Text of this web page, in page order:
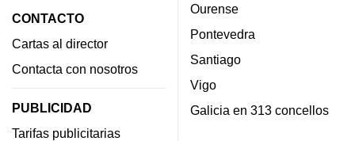
CONTACTO
Cartas al director
Contacta con nosotros
PUBLICIDAD
Tarifas publicitarias
Ourense
Pontevedra
Santiago
Vigo
Galicia en 313 concellos